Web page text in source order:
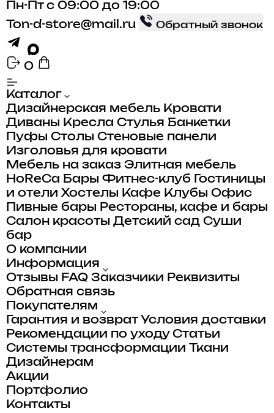
Пн-Пт с 09:00 до 19:00
Ton-d-store@mail.ru
Обратный звонок
0
Каталог
Дизайнерская мебель Кровати
Диваны Кресла Стулья Банкетки
Пуфы Столы Стеновые панели
Изголовья для кровати
Мебель на заказ Элитная мебель
HoReCa Бары Фитнес-клуб
Гостиницы
и отели Хостелы Кафе Клубы Офис
Пивные бары Рестораны, кафе и бары
Салон красоты Детский сад Суши
бар
О компании
Информация
Отзывы FAQ Заказчики Реквизиты
Обратная связь
Покупателям
Гарантия и возврат Условия доставки
Рекомендации по уходу Статьи
Системы трансформации
Ткани
Дизайнерам
Акции
Портфолио
Контакты